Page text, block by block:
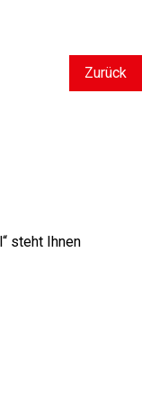
Zurück
steht Ihnen